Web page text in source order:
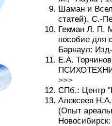
Шаман и
статей). С.-
Гекман Л. П.
пособие для
Барнаул:
Е.А.
>>>
СПб.: Центp
Алексеев
(Опыт